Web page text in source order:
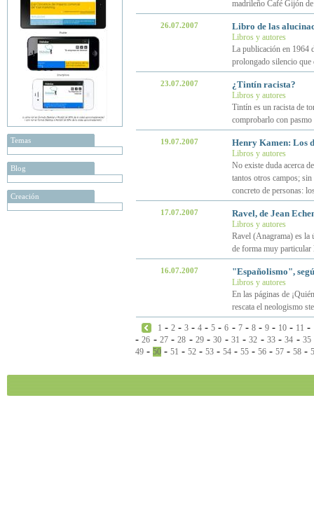
Temas
Blog
Creación
madrileño Café Gijón
26.07.2007 Libro de las
Libros y autores
La publicación en 1964
prolongado silencio que
23.07.2007 ¿Tintín racista?
Libros y autores
Tintín es un racista de
comprobarlo con pasmo
19.07.2007 Henry Kamen: Los
Libros y autores
No existe duda acerca
tantos otros campos;
concreto de personas:
17.07.2007 Ravel, de Jean
Libros y autores
Ravel (Anagrama) es la
de forma muy
16.07.2007 "Españolismo",
Libros y autores
En las páginas de
rescata el neologismo
1 -2 -3 -4 -5 -6 - 7- 8- 9- 10- 11 -
-26 - 27-28 - 29-30 - 31 -32 - 33-34 - 35
49 - 50 - 51 - 52 - 53 - 54 - 55 - 56 - 57 - 58 -